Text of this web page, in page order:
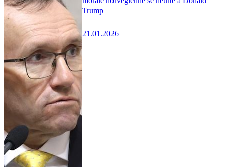
Trump
21.01.2026